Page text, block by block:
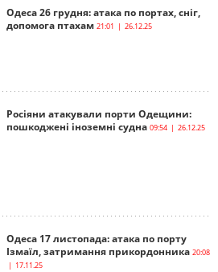
Одеса 26 грудня: атака по портах, сніг,
допомога птахам 21:01 | 26.12.25
Росіяни атакували порти Одещини:
пошкоджені іноземні судна 09:54 | 26.12.25
Одеса 17 листопада: атака по порту
Ізмаїл, затримання прикордонника 20:08
| 17.11.25